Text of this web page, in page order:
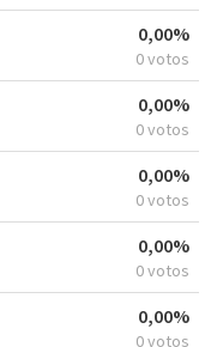
0,00%
0 votos
0,00%
0 votos
0,00%
0 votos
0,00%
0 votos
0,00%
0 votos